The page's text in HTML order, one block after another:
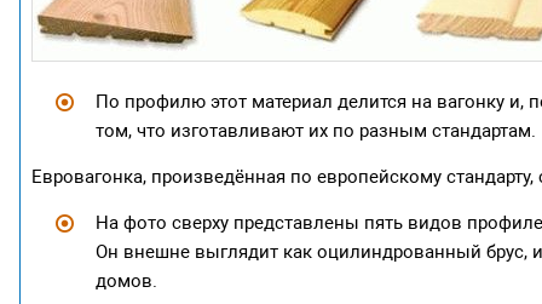
По профилю этот материал делится на вагонку
том, что изготавливают их по разным стандартам.
Евровагонка, произведённая по европейскому стандарту,
На фото сверху представлены пять видов
Он внешне выглядит как оцилиндрованный брус,
домов.